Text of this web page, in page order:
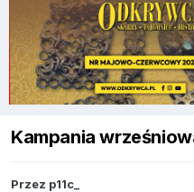
Kampania
Przez p11c_